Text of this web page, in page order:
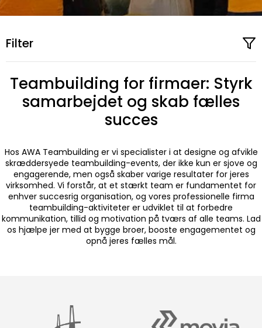
Filter
Teambuilding for firmaer: Styrk
samarbejdet og skab fælles
succes
Hos AWA Teambuilding er vi specialister i at designe og afvikle
skræddersyede teambuilding-events, der ikke kun er sjove og
engagerende, men også skaber varige resultater for jeres
virksomhed. Vi forstår, at et stærkt team er fundamentet for
enhver succesrig organisation, og vores professionelle firma
teambuilding-aktiviteter er udviklet til at forbedre
kommunikation, tillid og motivation på tværs af alle teams. Lad
os hjælpe jer med at bygge broer, booste engagementet og
opnå jeres fælles mål.